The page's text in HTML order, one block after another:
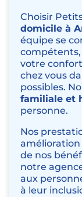
Choisir
domicile à
équipe se
votre
chez vous
possibles.
familiale et
personne.
Nos
de nos
notre
aux
à leur